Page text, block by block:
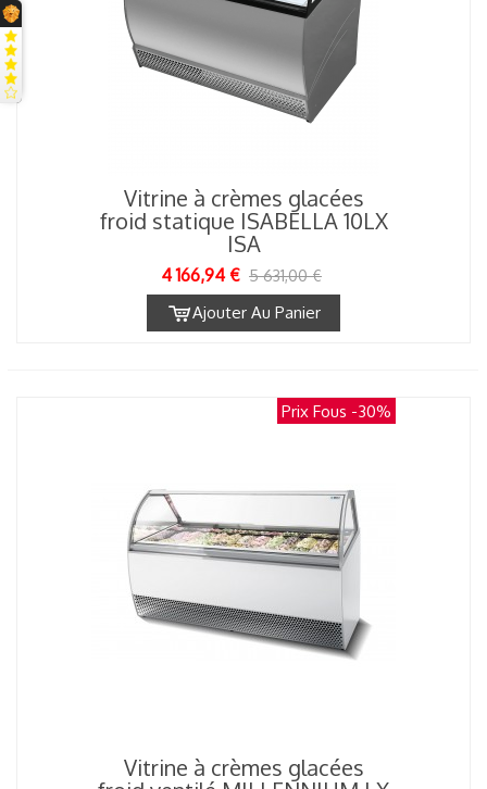
Vitrine à crèmes glacées
froid statique ISABELLA 10LX
ISA
4 166,94 € 5 631,00 €
Ajouter Au Panier
Prix Fous -30%
Vitrine à crèmes glacées